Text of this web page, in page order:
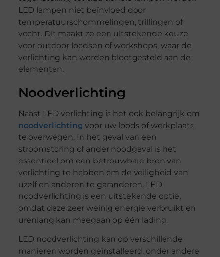
LED lampen niet beïnvloed door
temperatuurschommelingen, trillingen of
vocht. Dit maakt ze een uitstekende keuze
voor outdoor loodsen of workshops, waar de
verlichting kan worden blootgesteld aan de
elementen.
Noodverlichting
Naast LED verlichting is het ook belangrijk om
noodverlichting voor uw loods of werkplaats
te overwegen. In het geval van een
stroomstoring of ander noodgeval is het
essentieel om een betrouwbare bron van
verlichting te hebben om de veiligheid van
uzelf en anderen te garanderen. LED
noodverlichting is een uitstekende optie,
omdat deze zeer weinig energie verbruikt en
urenlang kan meegaan op één lading.
LED noodverlichting kan op verschillende
manieren worden geïnstalleerd, onder andere